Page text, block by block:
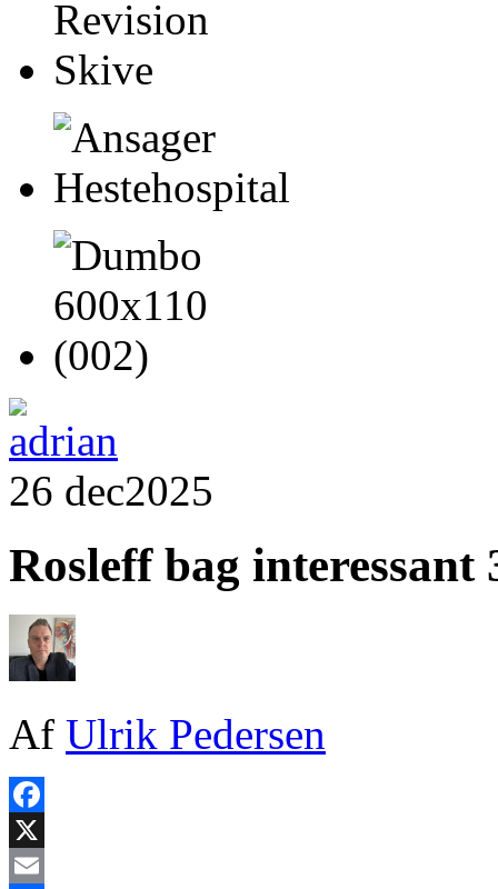
26 dec2025
Rosleff bag interessant
Af Ulrik Pedersen
Facebook
X